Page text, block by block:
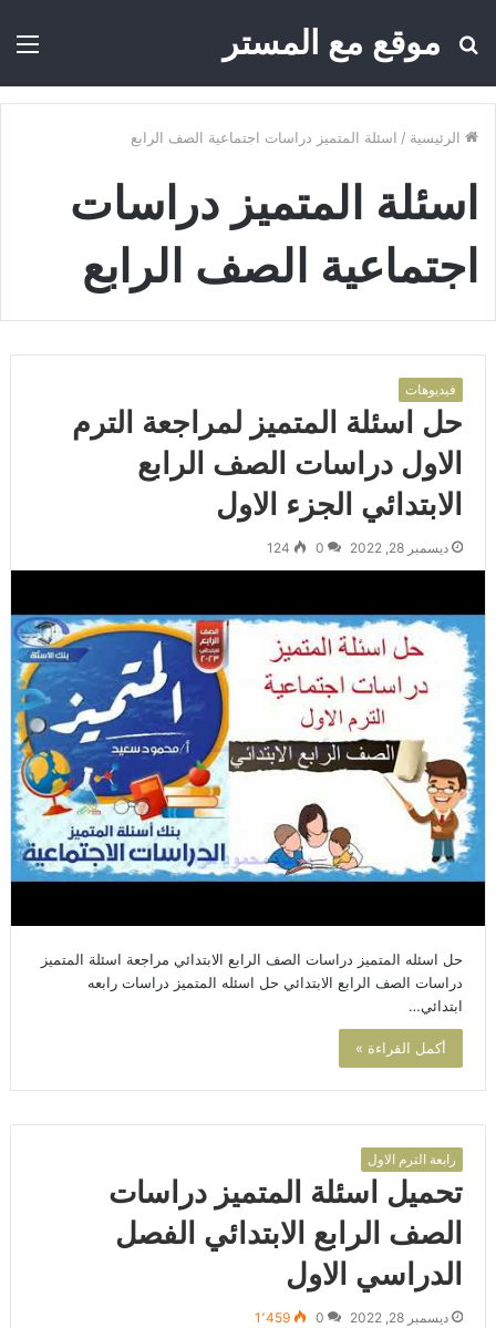
موقع مع المستر
بحث
الرئيسية / اسئلة المتميز دراسات اجتماعية الصف الرابع
اسئلة المتميز دراسات
اجتماعية الصف الرابع
فيديوهات
حل اسئلة المتميز لمراجعة الترم
الاول دراسات الصف الرابع
الابتدائي الجزء الاول
ديسمبر 28, 2022 0
124
حل اسئله المتميز دراسات الصف الرابع الابتدائي مراجعة اسئلة المتميز
دراسات الصف الرابع الابتدائي حل اسئله المتميز دراسات رابعه
ابتدائي…
أكمل القراءة »
رابعة الترم الاول
تحميل اسئلة المتميز دراسات
الصف الرابع الابتدائي الفصل
الدراسي الاول
ديسمبر 28, 2022 0 1٬459